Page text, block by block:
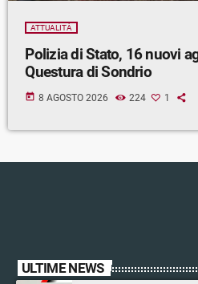
ATTUALITÀ
Polizia di Stato, 16 nuovi
Questura di Sondrio
today 8 AGOSTO 2026 224 1
ULTIME NEWS